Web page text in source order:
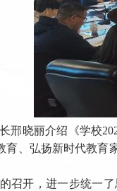
邢晓丽介绍《学校
育、弘扬新时代教
召开，进一步统一